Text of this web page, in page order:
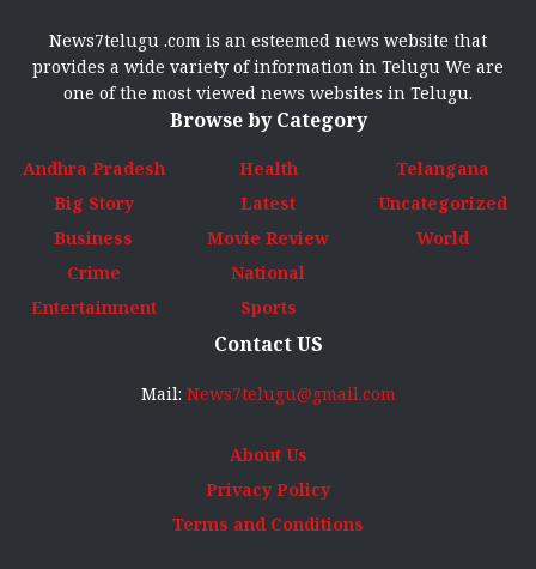
News7telugu .com is an esteemed news website that
provides a wide variety of information in Telugu We are
one of the most viewed news websites in Telugu.
Browse by Category
Andhra Pradesh
Big Story
Business
Crime
Entertainment
Health
Latest
Movie Review
National
Sports
Telangana
Uncategorized
World
Contact US
Mail: News7telugu@gmail.com
About Us
Privacy Policy
Terms and Conditions